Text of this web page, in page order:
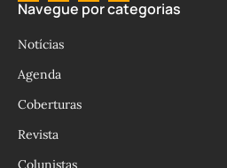
Navegue por categorias
Notícias
Agenda
Coberturas
Revista
Colunistas